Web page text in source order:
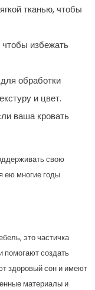
тканью, чтобы
чтобы избежать
обработки
и цвет.
ваша кровать
свою
ею многие годы.
это частичка
помогают создать
здоровый сон и имеют
материалы и